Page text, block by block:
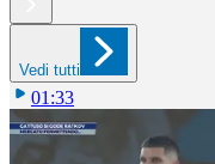
Vedi tutti
01:33